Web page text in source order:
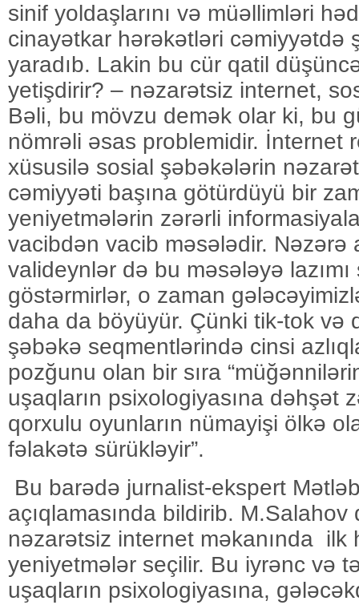
sinif yoldaşlarını və müəllimləri
cinayətkar hərəkətləri cəmiyyətdə
yaradıb. Lakin bu cür qatil
yetişdirir? – nəzarətsiz internet,
Bəli, bu mövzu demək olar ki, bu
nömrəli əsas problemidir. İnternet
xüsusilə sosial şəbəkələrin
cəmiyyəti başına götürdüyü bir
yeniyetmələrin zərərli
vacibdən vacib məsələdir. Nəzərə
valideynlər də bu məsələyə
göstərmirlər, o zaman
daha da böyüyür. Çünki tik-tok və
şəbəkə seqmentlərində cinsi
pozğunu olan bir sıra
uşaqların psixologiyasına dəhşət
qorxulu oyunların nümayişi ölkə
fəlakətə sürükləyir”.
Bu barədə jurnalist-ekspert
açıqlamasında bildirib.
nəzarətsiz internet məkanında ilk
yeniyetmələr seçilir. Bu iyrənc və
uşaqların psixologiyasına,